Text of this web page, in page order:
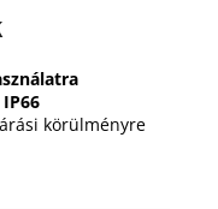
körülményre